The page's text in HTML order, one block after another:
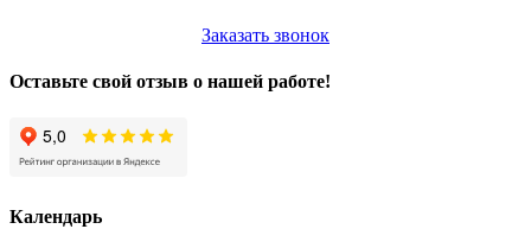
Заказать звонок
Оставьте свой отзыв о нашей работе!
Календарь